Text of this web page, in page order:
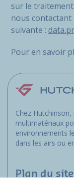
sur le
nous contactant
suivante :
Pour en savoir
Chez
multimatériaux
environnements
dans les airs ou
Plan du site